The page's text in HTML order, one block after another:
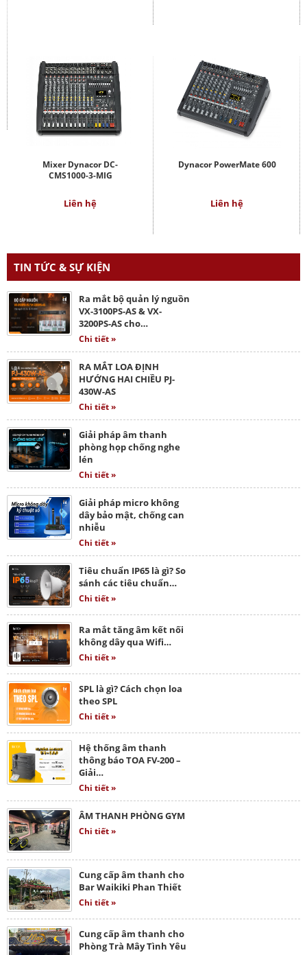
Mixer Dynacor DC-
CMS1000-3-MIG
Liên hệ
Dynacor PowerMate 600
Liên hệ
TIN TỨC & SỰ KIỆN
Ra mắt bộ quản lý nguồn
VX-3100PS-AS & VX-
3200PS-AS cho…
Chi tiết »
RA MẮT LOA ĐỊNH
HƯỚNG HAI CHIỀU PJ-
430W-AS
Chi tiết »
Giải pháp âm thanh
phòng họp chống nghe
lén
Chi tiết »
Giải pháp micro không
dây bảo mật, chống can
nhiễu
Chi tiết »
Tiêu chuẩn IP65 là gì? So
sánh các tiêu chuẩn…
Chi tiết »
Ra mắt tăng âm kết nối
không dây qua Wifi…
Chi tiết »
SPL là gì? Cách chọn loa
theo SPL
Chi tiết »
Hệ thống âm thanh
thông báo TOA FV-200 –
Giải…
Chi tiết »
ÂM THANH PHÒNG GYM
Chi tiết »
Cung cấp âm thanh cho
Bar Waikiki Phan Thiết
Chi tiết »
Cung cấp âm thanh cho
Phòng Trà Mây Tình Yêu